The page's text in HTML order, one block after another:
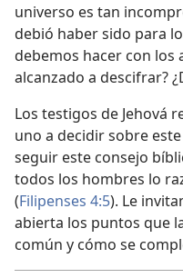
universo es tan
debió haber sido para
debemos hacer con los
alcanzado a descifrar?
Los testigos de Jehová
uno a decidir sobre
seguir este consejo
todos los hombres lo
(Filipenses 4:5). Le
abierta los puntos que
común y cómo se